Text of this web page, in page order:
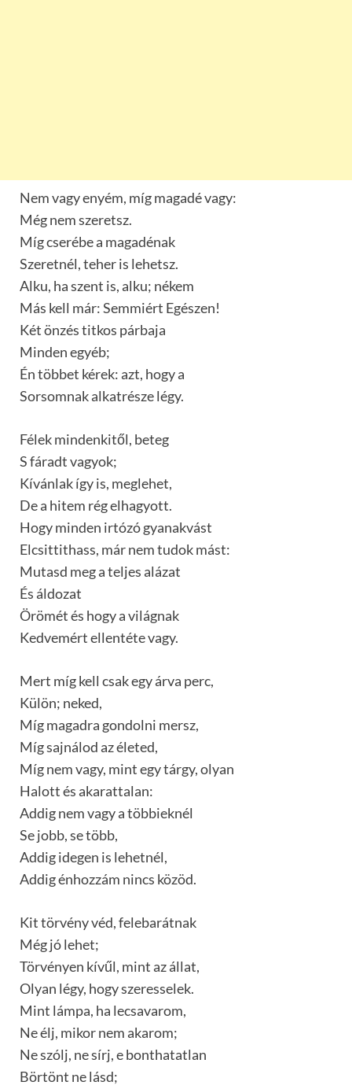
Nem vagy enyém, míg magadé vagy:
Még nem szeretsz.
Míg cserébe a magadénak
Szeretnél, teher is lehetsz.
Alku, ha szent is, alku; nékem
Más kell már: Semmiért Egészen!
Két önzés titkos párbaja
Minden egyéb;
Én többet kérek: azt, hogy a
Sorsomnak alkatrésze légy.
Félek mindenkitől, beteg
S fáradt vagyok;
Kívánlak így is, meglehet,
De a hitem rég elhagyott.
Hogy minden irtózó gyanakvást
Elcsittithass, már nem tudok mást:
Mutasd meg a teljes alázat
És áldozat
Örömét és hogy a világnak
Kedvemért ellentéte vagy.
Mert míg kell csak egy árva perc,
Külön; neked,
Míg magadra gondolni mersz,
Míg sajnálod az életed,
Míg nem vagy, mint egy tárgy, olyan
Halott és akarattalan:
Addig nem vagy a többieknél
Se jobb, se több,
Addig idegen is lehetnél,
Addig énhozzám nincs közöd.
Kit törvény véd, felebarátnak
Még jó lehet;
Törvényen kívűl, mint az állat,
Olyan légy, hogy szeresselek.
Mint lámpa, ha lecsavarom,
Ne élj, mikor nem akarom;
Ne szólj, ne sírj, e bonthatatlan
Börtönt ne lásd;